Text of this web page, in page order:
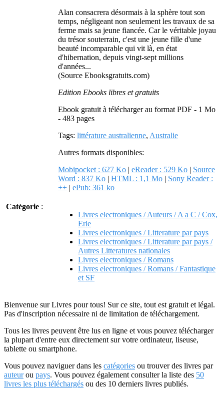
Alan consacrera désormais à la sphère tout son
temps, négligeant non seulement les travaux de sa
ferme mais sa jeune fiancée. Car le véritable joyau
du trésor souterrain, c'est une jeune fille d'une
beauté incomparable qui vit là, en état
d'hibernation, depuis vingt-sept millions
d'années...
(Source Ebooksgratuits.com)
Edition Ebooks libres et gratuits
Ebook gratuit à télécharger au format PDF - 1 Mo
- 483 pages
Tags: littérature australienne, Australie
Autres formats disponibles:
Mobipocket : 627 Ko | eReader : 529 Ko | Source
Word : 837 Ko | HTML : 1,1 Mo | Sony Reader :
++ | ePub: 361 ko
Catégorie :
Livres electroniques / Auteurs / A a C / Cox,
Erle
Livres electroniques / Litterature par pays
Livres electroniques / Litterature par pays /
Autres Litteratures nationales
Livres electroniques / Romans
Livres electroniques / Romans / Fantastique
et SF
Bienvenue sur Livres pour tous! Sur ce site, tout est gratuit et légal.
Pas d'inscription nécessaire ni de limitation de téléchargement.
Tous les livres peuvent être lus en ligne et vous pouvez télécharger
la plupart d'entre eux directement sur votre ordinateur, liseuse,
tablette ou smartphone.
Vous pouvez naviguer dans les catégories ou trouver des livres par
auteurou pays. Vous pouvez également consulter la liste des 50
livres les plus téléchargés ou des 10 derniers livres publiés.